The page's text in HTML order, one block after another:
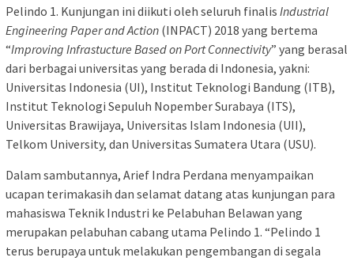
Pelindo 1. Kunjungan ini diikuti oleh seluruh finalis Industrial
Engineering Paper and Action (INPACT) 2018 yang bertema
“Improving Infrastucture Based on Port Connectivity” yang berasal
dari berbagai universitas yang berada di Indonesia, yakni:
Universitas Indonesia (UI), Institut Teknologi Bandung (ITB),
Institut Teknologi Sepuluh Nopember Surabaya (ITS),
Universitas Brawijaya, Universitas Islam Indonesia (UII),
Telkom University, dan Universitas Sumatera Utara (USU).
Dalam sambutannya, Arief Indra Perdana menyampaikan
ucapan terimakasih dan selamat datang atas kunjungan para
mahasiswa Teknik Industri ke Pelabuhan Belawan yang
merupakan pelabuhan cabang utama Pelindo 1. “Pelindo 1
terus berupaya untuk melakukan pengembangan di segala